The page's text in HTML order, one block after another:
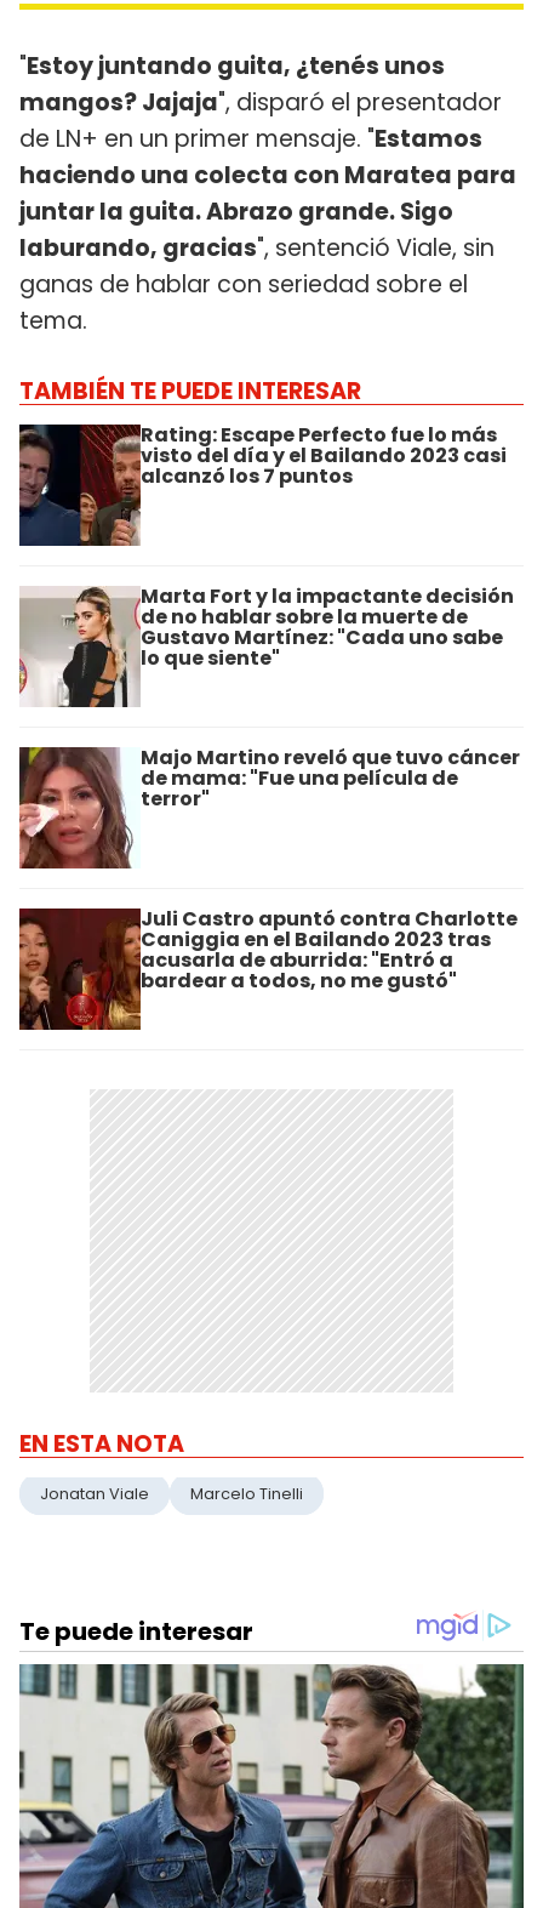
"Estoy juntando guita, ¿tenés unos
mangos? Jajaja", disparó el presentador
de LN+ en un primer mensaje. "Estamos
haciendo una colecta con Maratea para
juntar la guita. Abrazo grande. Sigo
laburando, gracias", sentenció Viale, sin
ganas de hablar con seriedad sobre el
tema.
TAMBIÉN TE PUEDE INTERESAR
Rating: Escape Perfecto fue lo más
visto del día y el Bailando 2023 casi
alcanzó los 7 puntos
Marta Fort y la impactante decisión
de no hablar sobre la muerte de
Gustavo Martínez: "Cada uno sabe
lo que siente"
Majo Martino reveló que tuvo cáncer
de mama: "Fue una película de
terror"
Juli Castro apuntó contra Charlotte
Caniggia en el Bailando 2023 tras
acusarla de aburrida: "Entró a
bardear a todos, no me gustó"
EN ESTA NOTA
Jonatan Viale Marcelo Tinelli